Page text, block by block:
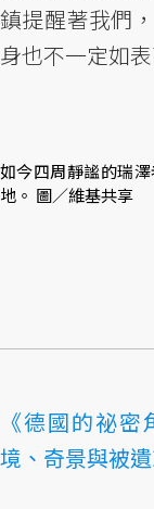
鎮提醒著我們
身也不一定如
如今四周靜謐的瑞
地。 圖／維基共享
《德國的祕
境、奇景與被遺